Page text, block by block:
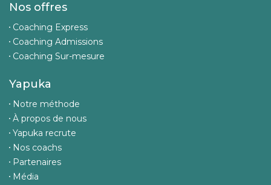
Nos offres
Coaching Express
Coaching Admissions
Coaching Sur-mesure
Yapuka
Notre méthode
À propos de nous
Yapuka recrute
Nos coachs
Partenaires
Média